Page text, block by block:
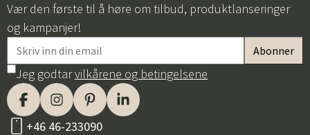
Vær den første til å høre om tilbud, produktlanseringer
og kampanjer!
Jeg godtarvilkårene og betingelsene
+46 46-233090